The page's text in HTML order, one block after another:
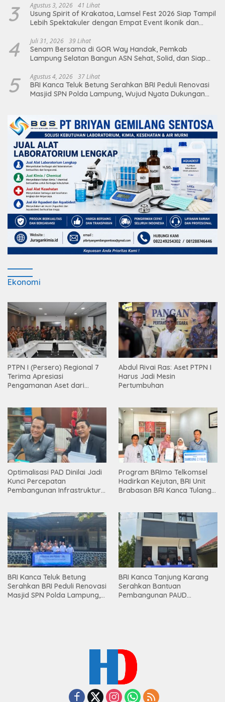
3 Agustus 3, 2026 41 Lihat
Usung Spirit of Krakatoa, Lamsel Fest 2026 Siap Tampil
Lebih Spektakuler dengan Empat Event Ikonik dan
4 Juli 31, 2026 39 Lihat
Senam Bersama di GOR Way Handak, Pemkab
Lampung Selatan Bangun ASN Sehat, Solid, dan Siap
5 Agustus 4, 2026 37 Lihat
BRI Kanca Teluk Betung Serahkan BRI Peduli Renovasi
Masjid SPN Polda Lampung, Wujud Nyata Dukungan
Ekonomi
PTPN I (Persero) Regional 7
Terima Apresiasi
Pengamanan Aset dari
Abdul Rivai Ras: Aset PTPN I
Harus Jadi Mesin
Pertumbuhan
Optimalisasi PAD Dinilai Jadi
Kunci Percepatan
Pembangunan Infrastruktur
Program BRImo Telkomsel
Hadirkan Kejutan, BRI Unit
Brabasan BRI Kanca Tulang
Mesuji
BRI Kanca Teluk Betung
Serahkan BRI Peduli Renovasi
Masjid SPN Polda Lampung,
BRI Kanca Tanjung Karang
Serahkan Bantuan
Pembangunan PAUD